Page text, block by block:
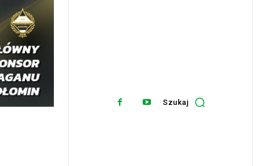
Szukaj